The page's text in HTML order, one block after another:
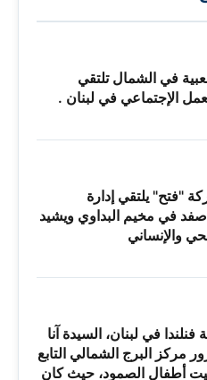
في الشمال تلتقي
الإجتماعي في لبنان .
"فتح" يلتقي إدارة
في مخيم البداوي ويشيد
والإنساني
في لبنان، السيدة آنا
مركز البرج الشمالي التابع
أطفال الصمود، حيث كان